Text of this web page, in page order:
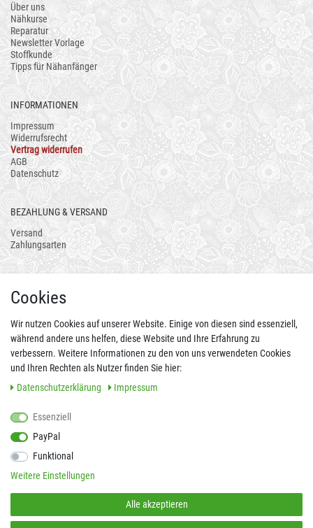
Über uns
Nähkurse
Reparatur
Newsletter Vorlage
Stoffkunde
Tipps für Nähanfänger
INFORMATIONEN
Impressum
Widerrufsrecht
Vertrag widerrufen
AGB
Datenschutz
BEZAHLUNG & VERSAND
Versand
Zahlungsarten
FOLGEN SIE UNS AUCH AUF
Cookies
Wir nutzen Cookies auf unserer Website. Einige von diesen sind essenziell,
während andere uns helfen, diese Website und Ihre Erfahrung zu
verbessern. Weitere Informationen zu den von uns verwendeten Cookies
und Ihren Rechten als Nutzer finden Sie hier:
Daten­schutz­erklärung
Impressum
Essenziell
PayPal
Funktional
Weitere Einstellungen
Alle akzeptieren